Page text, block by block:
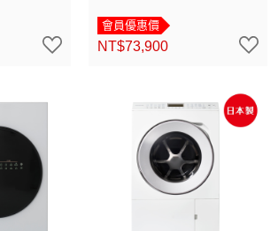
會員優惠價
NT$73,900